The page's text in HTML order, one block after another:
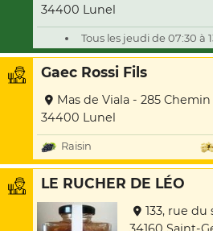
34400 Lunel
Tous les jeudi de 07:30 à
Gaec Rossi Fils
Mas de Viala - 285
34400 Lunel
Raisin
LE RUCHER DE LÉO
133, rue du